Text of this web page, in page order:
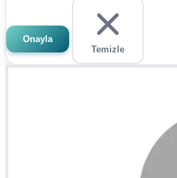
Onayla
Temizle